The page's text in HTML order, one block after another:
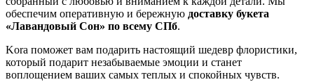
обеспечим оперативную и бережную доставку букета
«Лавандовый Сон» по всему СПб.
Kora поможет вам подарить настоящий шедевр флористики,
который подарит незабываемые эмоции и станет
воплощением ваших самых теплых и спокойных чувств.